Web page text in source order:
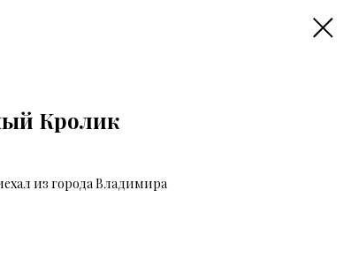
Кролик
из города Владимира